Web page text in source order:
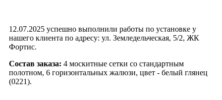
12.07.2025 успешно выполнили работы по установке у
нашего клиента по адресу: ул. Земледельческая, 5/2, ЖК
Фортис.
Состав заказа: 4 москитные сетки со стандартным
полотном, 6 горизонтальных жалюзи, цвет - белый глянец
(0221).